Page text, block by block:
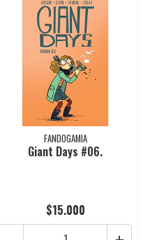
FANDOGAMIA
Giant Days #06.
$15.000